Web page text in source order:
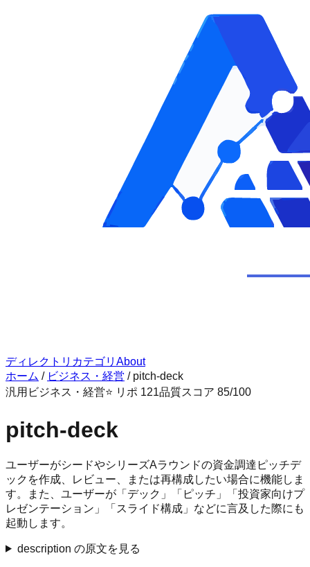
ディレクトリ カテゴリ About
ホーム / ビジネス・経営 / pitch-deck
汎用 ビジネス・経営⭐ リポ 121品質スコア 85/100
pitch-deck
ユーザーがシードやシリーズAラウンドの資金調達ピッチデ
ックを作成、レビュー、または再構成したい場合に機能しま
す。また、ユーザーが「デック」「ピッチ」「投資家向けプ
レゼンテーション」「スライド構成」などに言及した際にも
起動します。
description の原文を見る